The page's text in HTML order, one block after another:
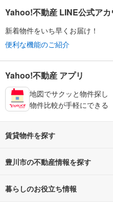
Yahoo!不動産 LINE公式アカ
新着物件をいち早くお届け！
便利な機能のご紹介
Yahoo!不動産 アプリ
地図でサクッと物件探し
物件比較が手軽にできる
賃貸物件を探す
路線・駅から探す
通勤時間から探す
豊川市の不動産情報を探す
不動産・住宅
暮らしのお役立ち情報